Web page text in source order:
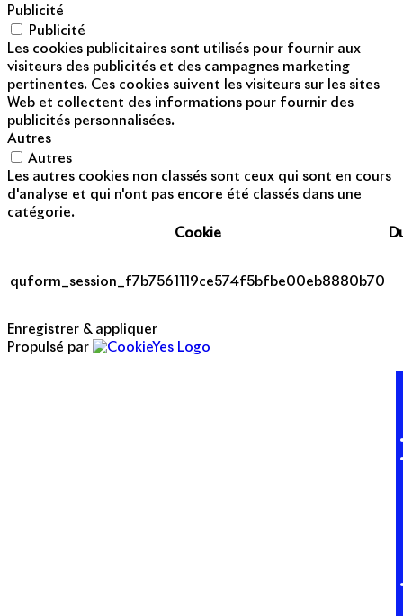
Publicité
Publicité
Les cookies publicitaires sont utilisés pour fournir aux
visiteurs des publicités et des campagnes marketing
pertinentes. Ces cookies suivent les visiteurs sur les sites
Web et collectent des informations pour fournir des
publicités personnalisées.
Autres
Autres
Les autres cookies non classés sont ceux qui sont en cours
d'analyse et qui n'ont pas encore été classés dans une
catégorie.
Cookie
quform_session_f7b7561119ce574f5bfbe00eb8880b70
Enregistrer & appliquer
Propulsé par